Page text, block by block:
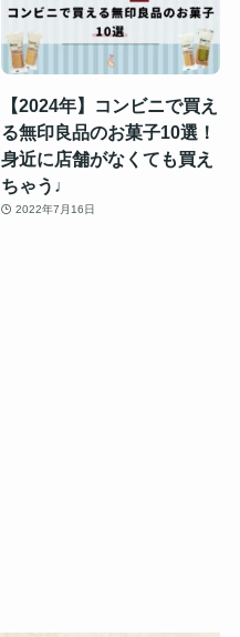
【2024年】コンビニで買え
る無印良品のお菓子10選！
身近に店舗がなくても買え
ちゃう♩
2022年7月16日